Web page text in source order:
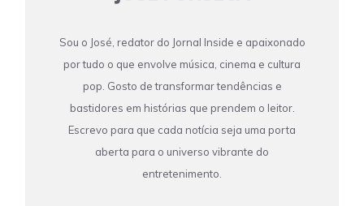
Sou o José, redator do Jornal Inside e apaixonado
por tudo o que envolve música, cinema e cultura
pop. Gosto de transformar tendências e
bastidores em histórias que prendem o leitor.
Escrevo para que cada notícia seja uma porta
aberta para o universo vibrante do
entretenimento.